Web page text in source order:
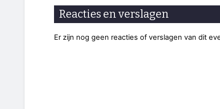
Reacties en verslagen
Er zijn nog geen reacties of verslagen van dit